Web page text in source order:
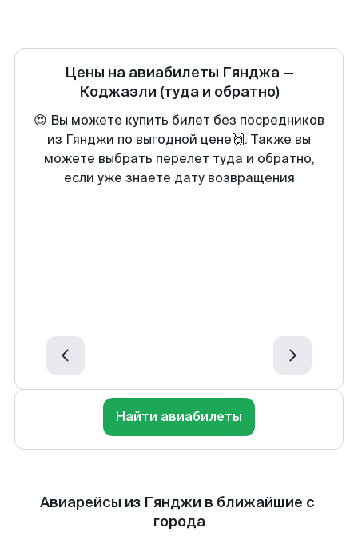
Цены на авиабилеты Гянджа—
Коджаэли (туда и обратно)
😍 Вы можете купить билет без посредников
из Гянджи по выгодной цене🙌. Также вы
можете выбрать перелет туда и обратно,
если уже знаете дату возвращения
Найти авиабилеты
Авиарейсы из Гянджи в ближайшие с
города